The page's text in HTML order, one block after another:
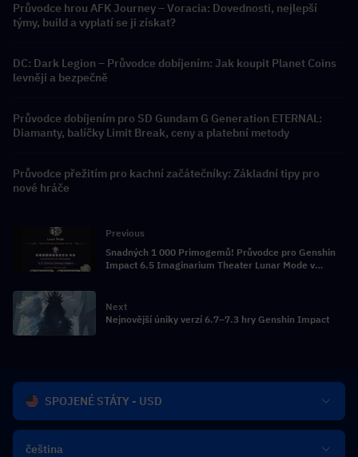
Průvodce hrou AFK Journey – Voracia: Dovednosti, nejlepší
týmy, build a vyplatí se ji získat?
DC: Dark Legion – Průvodce dobíjením: Jak koupit Planet Coins
levněji a bezpečně
Průvodce dobíjením pro SD Gundam G Generation ETERNAL:
Diamanty, balíčky Limit Break, ceny a platební metody
Průvodce přežitím pro kachní začátečníky: Základní tipy pro
nové hráče
Previous
Snadných 1 000 Primogemů! Průvodce pro Genshin
Impact 6.5 Imaginarium Theater Lunar Mode v
Next
Nejnovější úniky verzí 6.7–7.3 hry Genshin Impact
SPOJENÉ STÁTY - USD
čeština